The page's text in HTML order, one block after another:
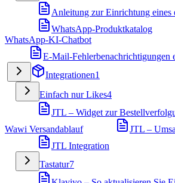
Anleitung zur Einrichtung eines
WhatsApp-Produktkatalog
WhatsApp-KI-Chatbot
E-Mail-Fehlerbenachrichtigungen
Integrationen1
Einfach nur Likes4
JTL – Widget zur
Wawi Versandablauf
JTL –
JTL Integration
Tastatur7